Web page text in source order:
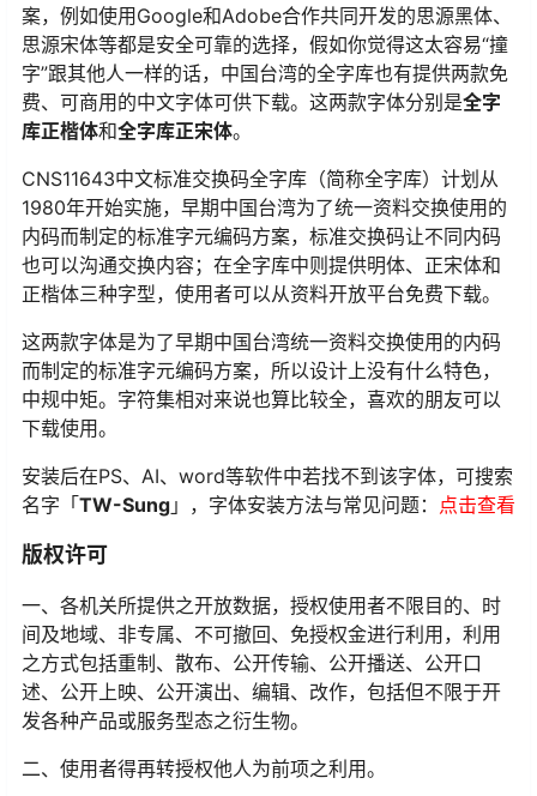
案，例如使用Google和Adobe合作共同开发的思源黑体、
思源宋体等都是安全可靠的选择，假如你觉得这太容易“撞
字”跟其他人一样的话，中国台湾的全字库也有提供两款免
费、可商用的中文字体可供下载。这两款字体分别是全字
库正楷体和全字库正宋体。
CNS11643中文标准交换码全字库（简称全字库）计划从
1980年开始实施，早期中国台湾为了统一资料交换使用的
内码而制定的标准字元编码方案，标准交换码让不同内码
也可以沟通交换内容；在全字库中则提供明体、正宋体和
正楷体三种字型，使用者可以从资料开放平台免费下载。
这两款字体是为了早期中国台湾统一资料交换使用的内码
而制定的标准字元编码方案，所以设计上没有什么特色，
中规中矩。字符集相对来说也算比较全，喜欢的朋友可以
下载使用。
安装后在PS、AI、word等软件中若找不到该字体，可搜索
名字「TW-Sung 」，字体安装方法与常见问题： 点击查看
版权许可
一、各机关所提供之开放数据，授权使用者不限目的、时
间及地域、非专属、不可撤回、免授权金进行利用，利用
之方式包括重制、散布、公开传输、公开播送、公开口
述、公开上映、公开演出、编辑、改作，包括但不限于开
发各种产品或服务型态之衍生物。
二、使用者得再转授权他人为前项之利用。